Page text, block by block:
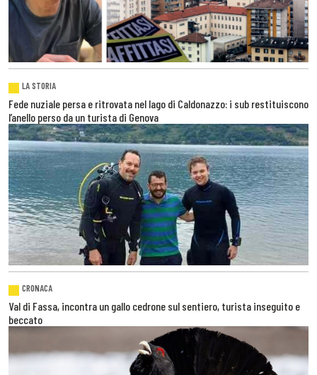
LA STORIA
Fede nuziale persa e ritrovata nel lago di Caldonazzo: i sub restituiscono
l’anello perso da un turista di Genova
CRONACA
Val di Fassa, incontra un gallo cedrone sul sentiero, turista inseguito e
beccato